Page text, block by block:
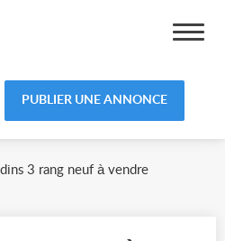
PUBLIER UNE ANNONCE
3 rang neuf à vendre